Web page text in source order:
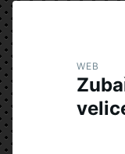
WEB